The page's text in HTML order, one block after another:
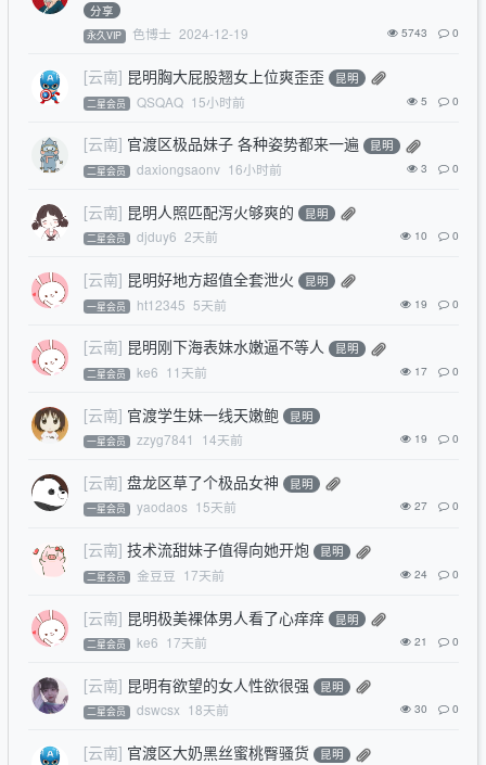
分享
永久VIP 色博士 2024-12-19 5743 0
[云南] 昆明胸大屁股翘女上位爽歪歪 昆明
二星会员 QSQAQ 15小时前 5 0
[云南] 官渡区极品妹子 各种姿势都来一遍 昆明
二星会员 daxiongsaonv 16小时前 3 0
[云南] 昆明人照匹配泻火够爽的 昆明
二星会员 djduy6 2天前 10 0
[云南] 昆明好地方超值全套泄火 昆明
一星会员 ht12345 5天前 19 0
[云南] 昆明刚下海表妹水嫩逼不等人 昆明
二星会员 ke6 11天前 17 0
[云南] 官渡学生妹一线天嫩鲍 昆明
一星会员 zzyg7841 14天前 19 0
[云南] 盘龙区草了个极品女神 昆明
一星会员 yaodaos 15天前 27 0
[云南] 技术流甜妹子值得向她开炮 昆明
二星会员 金豆豆 17天前 24 0
[云南] 昆明极美裸体男人看了心痒痒 昆明
二星会员 ke6 17天前 21 0
[云南] 昆明有欲望的女人性欲很强 昆明
二星会员 dswcsx 18天前 30 0
[云南] 官渡区大奶黑丝蜜桃臀骚货 昆明